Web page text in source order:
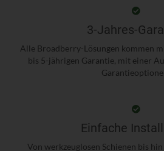
3-Jahres-
Alle Broadberry-Lösungen kommen
bis 5-jährigen Garantie, mit einer
Einfache
Von werkzeuglosen Schienen bis